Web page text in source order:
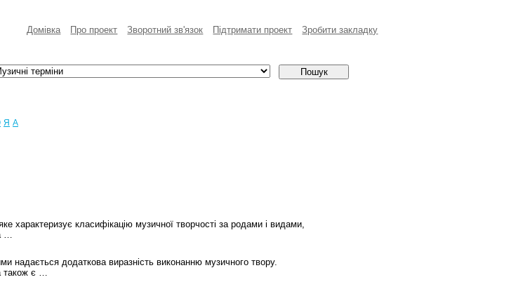
Домівка Про проект Зворотний зв'язок Пiдтримати проект Зробити закладку
Я A
характеризує класифікацію музичної творчості за родами і видами,
…
надається додаткова виразність виконанню музичного твору.
також є …